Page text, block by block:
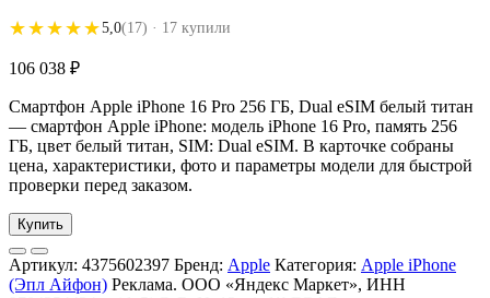
★★★★★
★★★★★5,0(17) · 17 купили
106 038 ₽
Смартфон Apple iPhone 16 Pro 256 ГБ, Dual eSIM белый титан
— смартфон Apple iPhone: модель iPhone 16 Pro, память 256
ГБ, цвет белый титан, SIM: Dual eSIM. В карточке собраны
цена, характеристики, фото и параметры модели для быстрой
проверки перед заказом.
Купить
Артикул: 4375602397 Бренд: Apple Категория: Apple iPhone
(Эпл Айфон) Реклама. ООО «Яндекс Маркет», ИНН